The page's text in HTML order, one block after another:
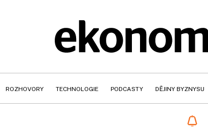
ROZHOVORY TECHNOLOGIE PODCASTY DĚJINY BYZNYSU